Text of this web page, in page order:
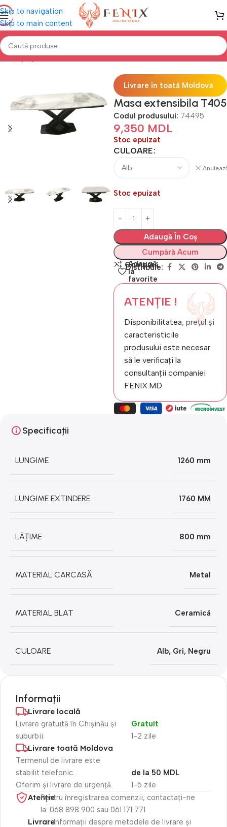
Skip to navigation
Skip to main content
Prima pagină Mobilă BUCĂTĂRIE Mese de bucătărie
Livrare în toată Moldova
Masa extensibila T405
Codul produsului: 74495
9,350 MDL
Stoc epuizat
CULOARE
Stoc epuizat
Adaugă În Coș
Cumpără Acum
Compară
Adaugă
la
favorite
Distribuie:
ATENȚIE !
Disponibilitatea, prețul și
caracteristicile
produsului este necesar
să le verificați la
consultanții companiei
FENIX.MD
Specificații
LUNGIME 1260 mm
LUNGIME EXTINDERE 1760 MM
LĂȚIME 800 mm
MATERIAL CARCASĂ Metal
MATERIAL BLAT Ceramică
CULOARE Alb, Gri, Negru
Informații
Livrare locală
Livrare gratuită în Chișinău și
suburbii.
1-2 zile
Gratuit
Livrare toată Moldova
Termenul de livrare este
stabilit telefonic.
Oferim și livrare de urgență.
1-5 zile
de la 50 MDL
Atenție​Pentru înregistrarea comenzii, contactați-ne
la: 068 898 900 sau 061 171 771
LivrareInformații despre metodele de livrare și